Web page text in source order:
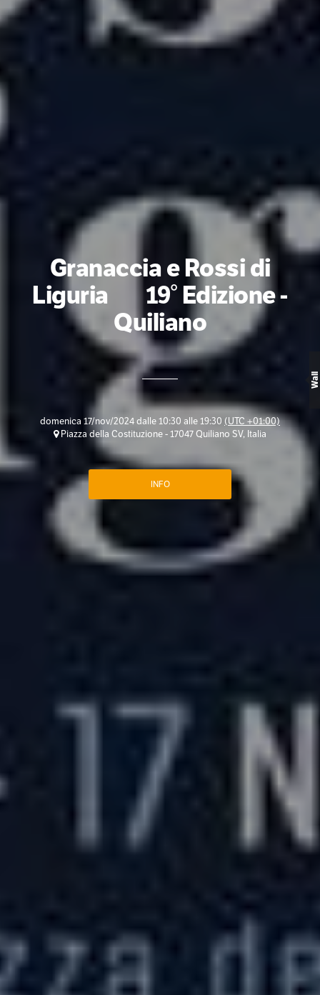
Granaccia e Rossi di
Liguria 19° Edizione -
Quiliano
domenica 17/nov/2024 dalle 10:30 alle 19:30 (UTC +01:00)
Piazza della Costituzione - 17047 Quiliano SV, Italia
INFO
Wall